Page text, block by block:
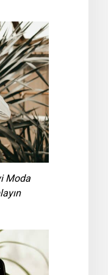
Moda